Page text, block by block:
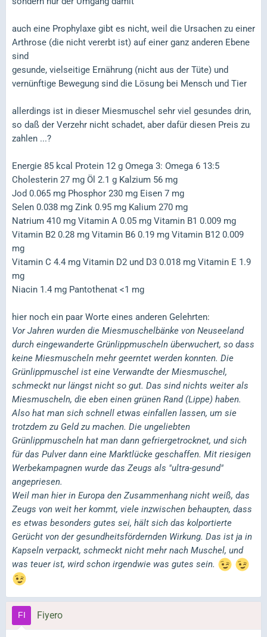
auch eine Prophylaxe gibt es nicht, weil die Ursachen zu einer
Arthrose (die nicht vererbt ist) auf einer ganz anderen Ebene
sind
gesunde, vielseitige Ernährung (nicht aus der Tüte) und
vernünftige Bewegung sind die Lösung bei Mensch und Tier
allerdings ist in dieser Miesmuschel sehr viel gesundes drin,
so daß der Verzehr nicht schadet, aber dafür diesen Preis zu
zahlen ...?
Energie 85 kcal Protein 12 g Omega 3: Omega 6 13:5
Cholesterin 27 mg Öl 2.1 g Kalzium 56 mg
Jod 0.065 mg Phosphor 230 mg Eisen 7 mg
Selen 0.038 mg Zink 0.95 mg Kalium 270 mg
Natrium 410 mg Vitamin A 0.05 mg Vitamin B1 0.009 mg
Vitamin B2 0.28 mg Vitamin B6 0.19 mg Vitamin B12 0.009
mg
Vitamin C 4.4 mg Vitamin D2 und D3 0.018 mg Vitamin E 1.9
mg
Niacin 1.4 mg Pantothenat <1 mg
hier noch ein paar Worte eines anderen Gelehrten:
Vor Jahren wurden die Miesmuschelbänke von Neuseeland
durch eingewanderte Grünlippmuscheln überwuchert, so dass
keine Miesmuscheln mehr geerntet werden konnten. Die
Grünlippmuschel ist eine Verwandte der Miesmuschel,
schmeckt nur längst nicht so gut. Das sind nichts weiter als
Miesmuscheln, die eben einen grünen Rand (Lippe) haben.
Also hat man sich schnell etwas einfallen lassen, um sie
trotzdem zu Geld zu machen. Die ungeliebten
Grünlippmuscheln hat man dann gefriergetrocknet, und sich
für das Pulver dann eine Marktlücke geschaffen. Mit riesigen
Werbekampagnen wurde das Zeugs als "ultra-gesund"
angepriesen.
Weil man hier in Europa den Zusammenhang nicht weiß, das
Zeugs von weit her kommt, viele inzwischen behaupten, dass
es etwas besonders gutes sei, hält sich das kolportierte
Gerücht von der gesundheitsfördernden Wirkung. Das ist ja in
Kapseln verpackt, schmeckt nicht mehr nach Muschel, und
was teuer ist, wird schon irgendwie was gutes sein.
Fiyero